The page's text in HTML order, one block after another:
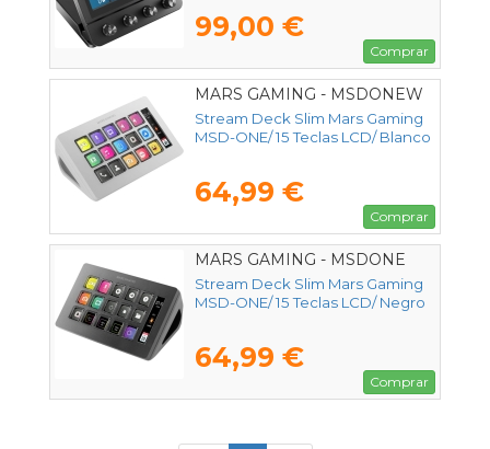
99,00 €
Comprar
MARS GAMING - MSDONEW
Stream Deck Slim Mars Gaming
MSD-ONE/ 15 Teclas LCD/ Blanco
64,99 €
Comprar
MARS GAMING - MSDONE
Stream Deck Slim Mars Gaming
MSD-ONE/ 15 Teclas LCD/ Negro
64,99 €
Comprar